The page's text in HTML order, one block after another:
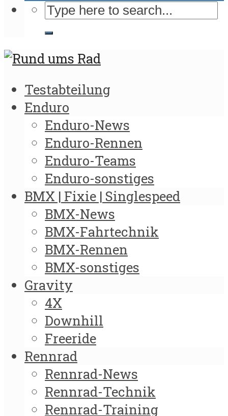
Testabteilung
Enduro
Enduro-News
Enduro-Rennen
Enduro-Teams
Enduro-sonstiges
BMX | Fixie | Singlespeed
BMX-News
BMX-Fahrtechnik
BMX-Rennen
BMX-sonstiges
Gravity
4X
Downhill
Freeride
Rennrad
Rennrad-News
Rennrad-Technik
Rennrad-Training